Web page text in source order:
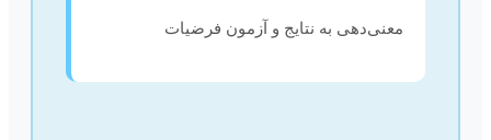
معنی‌دهی به نتایج و آزمون فرضیات